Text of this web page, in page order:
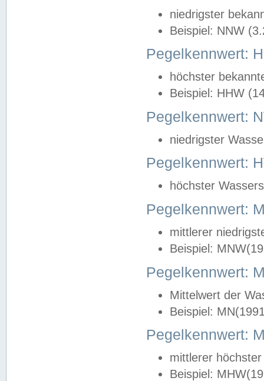
niedrigster
Beispiel: NNW
Pegelkennwert:
höchster
Beispiel: HHW
Pegelkennwert:
niedrigster
Pegelkennwert:
höchster
Pegelkennwert:
mittlerer
Beispiel:
Pegelkennwert:
Mittelwert der
Beispiel:
Pegelkennwert:
mittlerer
Beispiel: